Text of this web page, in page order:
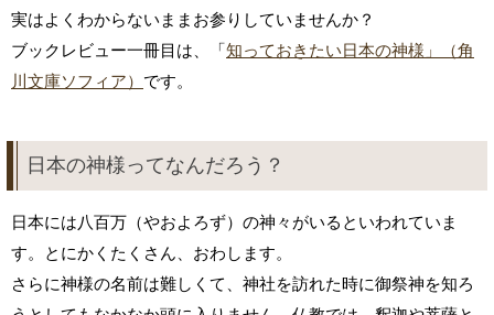
実はよくわからないままお参りしていませんか？
ブックレビュー一冊目は、「知っておきたい日本の神様」（角
川文庫ソフィア） です。
日本の神様ってなんだろう？
日本には八百万（やおよろず）の神々がいるといわれていま
す。とにかくたくさん、おわします。
さらに神様の名前は難しくて、神社を訪れた時に御祭神を知ろ